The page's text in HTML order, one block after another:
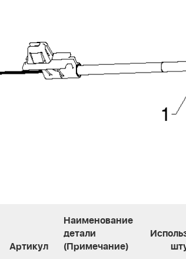
Артикул
Наименование
детали
(Примечание)